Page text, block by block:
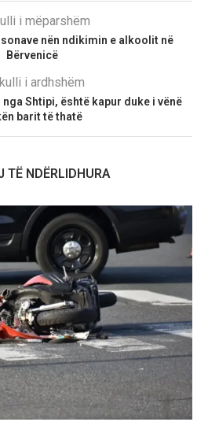
i mëparshëm
nën ndikimin e alkoolit në
Bërvenicë
i ardhshëm
Shtipi, është kapur duke i vënë
barit të thatë
TË NDËRLIDHURA